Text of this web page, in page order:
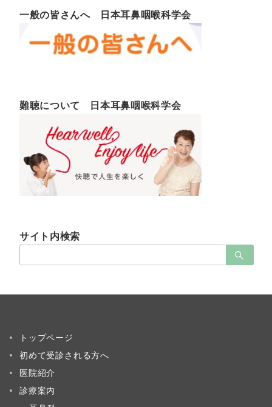
一般の皆さんへ 日本耳鼻咽喉科学会
難聴について 日本耳鼻咽喉科学会
サイト内検索
索：
トップページ
初めて受診される方へ
医院紹介
診療案内